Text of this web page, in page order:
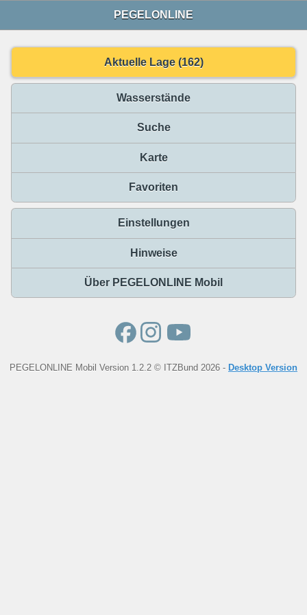
PEGELONLINE
Aktuelle Lage (162)
Wasserstände
Suche
Karte
Favoriten
Einstellungen
Hinweise
Über PEGELONLINE Mobil
PEGELONLINE Mobil Version 1.2.2 © ITZBund 2026 - Desktop Version